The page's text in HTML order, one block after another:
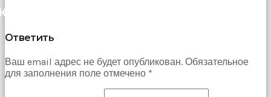
hikayeleri
derdinin
dermanı
benim
(0)
Ответить
Ваш email адрес не будет опубликован. Обязательное
для заполнения поле отмечено *